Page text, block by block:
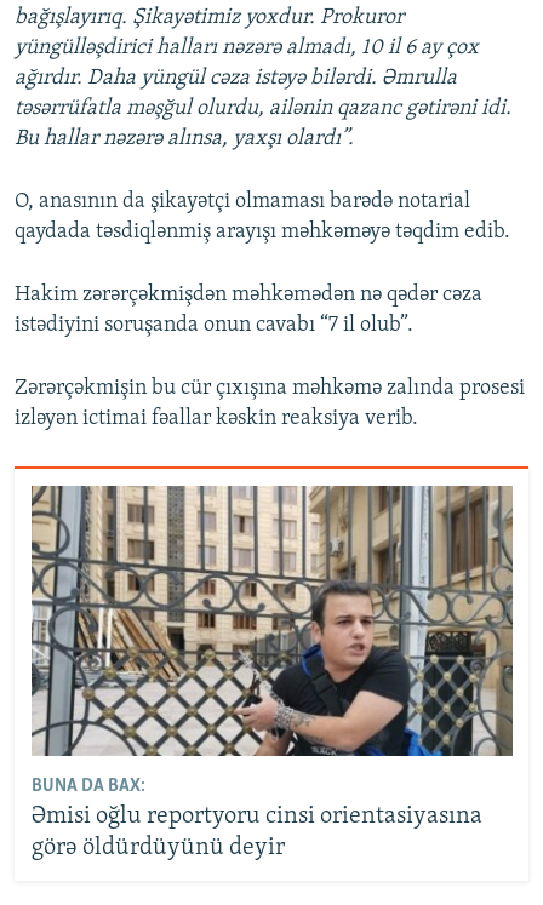
bağışlayırıq. Şikayətimiz yoxdur. Prokuror
yüngülləşdirici halları nəzərə almadı, 10 il 6 ay çox
ağırdır. Daha yüngül cəza istəyə bilərdi. Əmrulla
təsərrüfatla məşğul olurdu, ailənin qazanc gətirəni idi.
Bu hallar nəzərə alınsa, yaxşı olardı”.
O, anasının da şikayətçi olmaması barədə notarial
qaydada təsdiqlənmiş arayışı məhkəməyə təqdim edib.
Hakim zərərçəkmişdən məhkəmədən nə qədər cəza
istədiyini soruşanda onun cavabı “7 il olub”.
Zərərçəkmişin bu cür çıxışına məhkəmə zalında prosesi
izləyən ictimai fəallar kəskin reaksiya verib.
BUNA DA BAX:
Əmisi oğlu reportyoru cinsi orientasiyasına
görə öldürdüyünü deyir